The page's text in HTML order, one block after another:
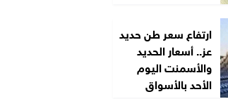
ارتفاع سعر طن حديد
عز.. أسعار الحديد
والأسمنت اليوم
الأحد بالأسواق